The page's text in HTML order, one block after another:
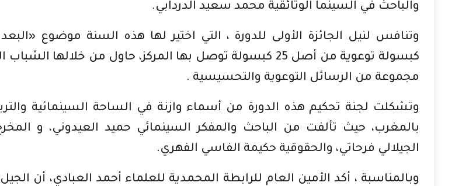
والباحث في السينما الوثائقية محمد سعيد الدردابي.
كبسولة توعوية من أصل 25 كبسولة توصل بها المركز، حاول من خلالها
مجموعة من الرسائل التوعوية والتحسيسية .
وتشكلت لجنة تحكيم هذه الدورة من أسماء وازنة في الساحة السينمائية
بالمغرب، حيث تألفت من الباحث والمفكر السينمائي حميد العيدوني، و
الجيلالي فرحاتي، والحقوقية حكيمة الفاسي الفهري.
وبالمناسبة ، أكد الأمين العام للرابطة المحمدية للعلماء أحمد العبادي، أن